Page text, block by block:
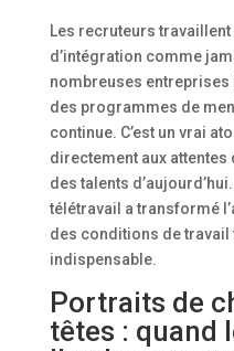
Les recruteurs
d’intégration comme
nombreuses
des programmes de
continue. C’est un vrai
directement aux
des talents
télétravail a transformé
des conditions de travail
indispensable.
Portraits de
têtes : quand